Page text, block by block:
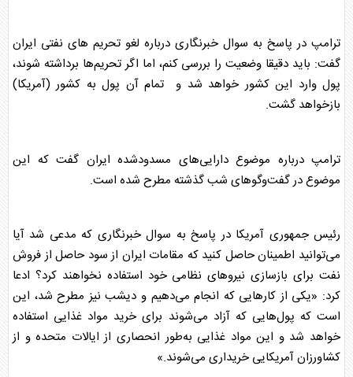
ترامپ در پاسخ به سوال خبرنگاری درباره لغو تحریم های نفتی ایران
گفت: باید دقیقا وضعیت را بررسی کنم، اما اگر تحریم‌ها برداشته شوند،
پول وارد این کشور خواهد شد و تمام آن پول به کشور (آمریکا)
بازخواهد گشت.
ترامپ درباره موضوع دارایی‌های مسدودشده ایران گفت که این
موضوع در گفت‌وگوهای شب گذشته مطرح شده است.
رئیس جمهوری آمریکا در پاسخ به سوال خبرنگاری که مدعی شد آیا
می‌توانید اطمینان حاصل کنید که مقامات ایران از سود حاصل از فروش
نفت برای بازسازی نیروهای نظامی خود استفاده نخواهند کرد؟ ادعا
کرد: «یکی از کارهایی که انجام می‌دهیم و دیشب نیز مطرح شد، این
است که پول‌هایی که آزاد می‌شوند برای خرید مواد غذایی استفاده
خواهد شد و این مواد غذایی به‌طور انحصاری از ایالات متحده و از
کشاورزان آمریکایی خریداری می‌شوند.»